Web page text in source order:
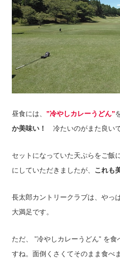
昼食には、 ”冷やしカレーうどん”
か美味い！
冷たいのがまた良いで
セットになっていた天ぷらをご飯
にしていただきましたが、 これも
長太郎カントリークラブは、やっ
大満足です。
ただ、 ”冷やしカレーうどん” を
すね。面倒くさくてそのまま食べ